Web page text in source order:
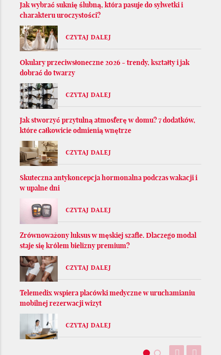
Jak wybrać suknię ślubną, która pasuje do sylwetki i
charakteru uroczystości?
CZYTAJ DALEJ
Okulary przeciwsłoneczne 2026 - trendy, kształty i jak
dobrać do twarzy
CZYTAJ DALEJ
Jak stworzyć przytulną atmosferę w domu? 7 dodatków,
które całkowicie odmienią wnętrze
CZYTAJ DALEJ
Skuteczna antykoncepcja hormonalna podczas wakacji i
w upalne dni
CZYTAJ DALEJ
Zrównoważony luksus w męskiej szafie. Dlaczego modal
staje się królem bielizny premium?
CZYTAJ DALEJ
Telemedix wspiera placówki medyczne w uruchamianiu
mobilnej rezerwacji wizyt
CZYTAJ DALEJ